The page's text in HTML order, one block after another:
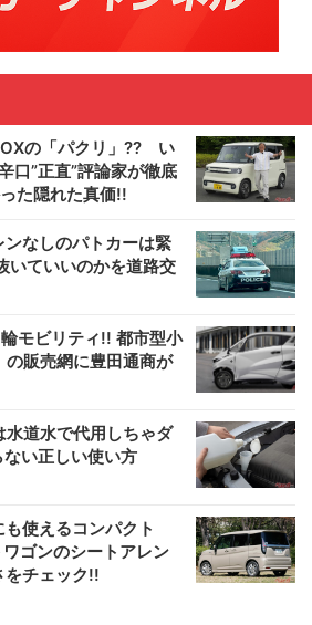
の「パクリ」?? い
”正直”評論家が徹底
た隠れた真価!!
なしのパトカーは緊
いていいのかを道路交
モビリティ!! 都市型小
販売網に豊田通商が
水道水で代用しちゃダ
い正しい使い方
使えるコンパクト
ゴンのシートアレン
をチェック!!